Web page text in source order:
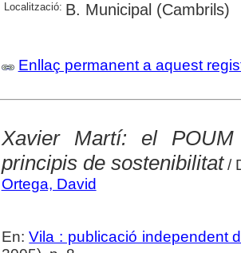
Localització: B. Municipal (Cambrils)
Enllaç permanent a aquest
Xavier Martí: el
principis de sostenibilitat/
Ortega, David
En:Vila : publicació independent